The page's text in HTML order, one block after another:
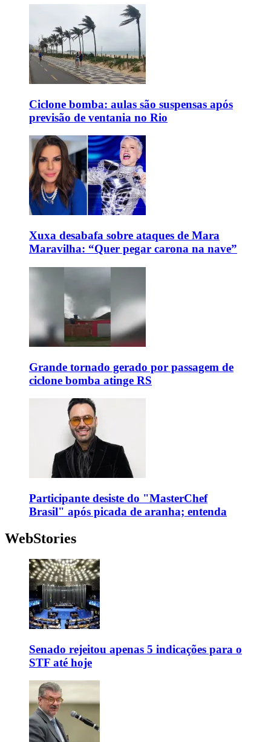
Ciclone bomba: aulas são suspensas após
previsão de ventania no Rio
Xuxa desabafa sobre ataques de Mara
Maravilha: “Quer pegar carona na nave”
Grande tornado gerado por passagem de
ciclone bomba atinge RS
Participante desiste do "MasterChef
Brasil" após picada de aranha; entenda
WebStories
Senado rejeitou apenas 5 indicações para o
STF até hoje